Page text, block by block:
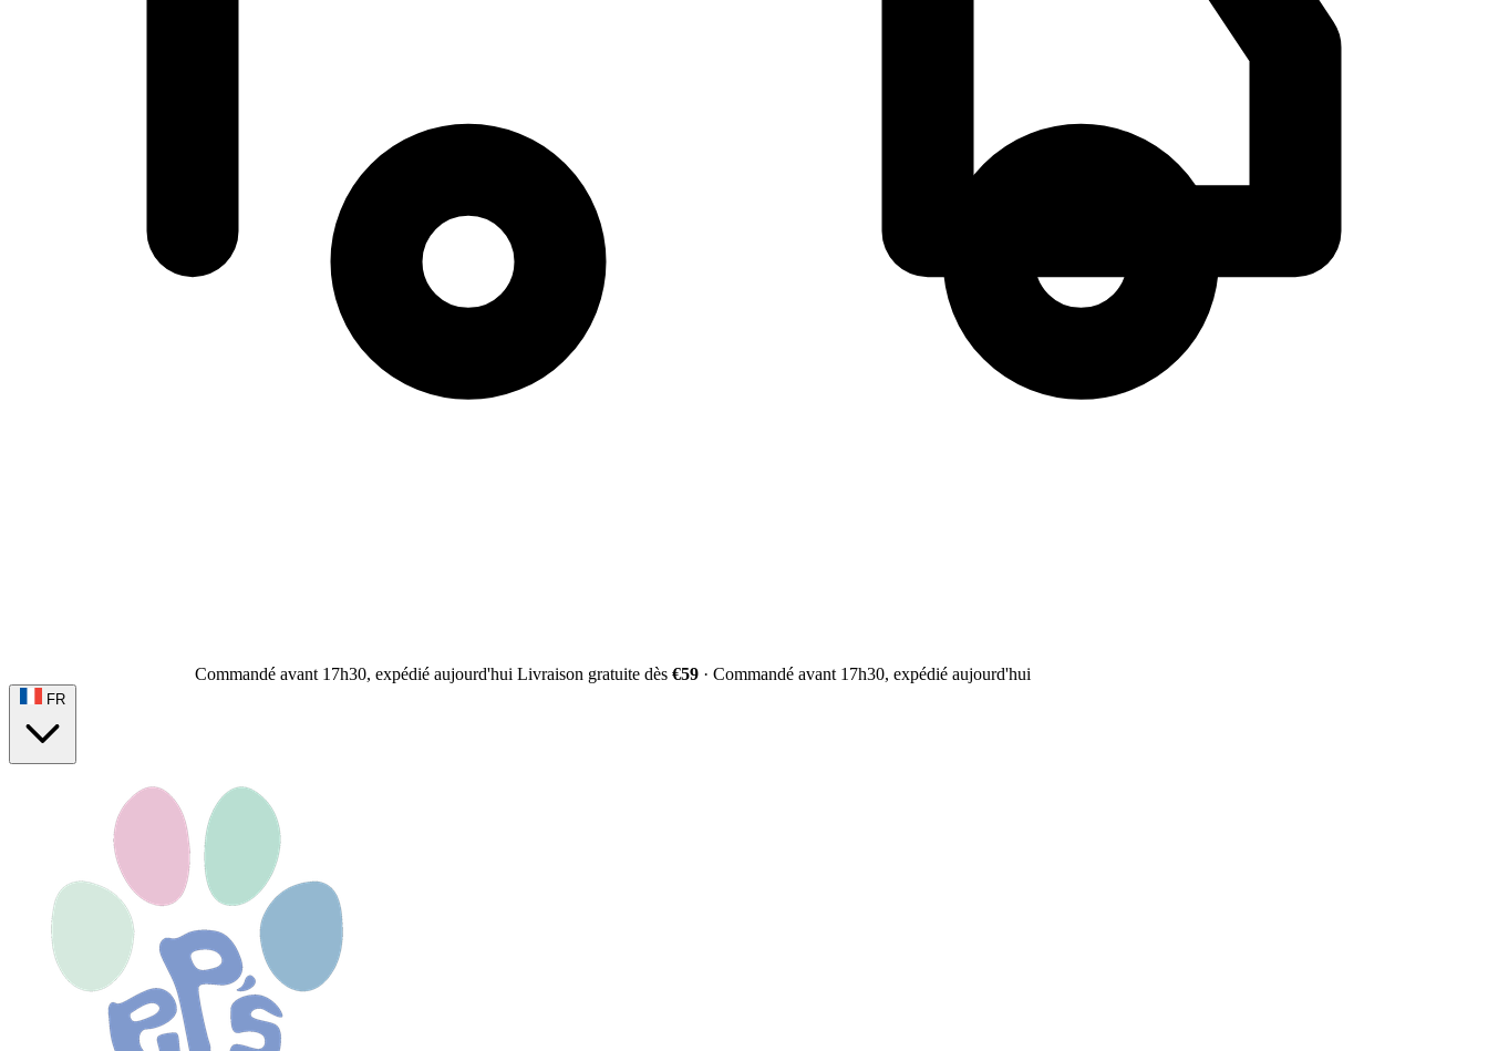
Commandé avant 17h30, expédié aujourd'hui Livraison gratuite dès €59 · Commandé avant 17h30, expédié aujourd'hui
FR